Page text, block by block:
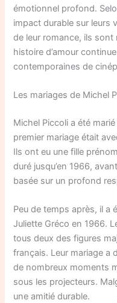
émotionnel profond.
impact durable sur leurs
de leur romance, ils
histoire d’amour
contemporaines de
Les mariages de Michel
Michel Piccoli a été
premier mariage était
Ils ont eu une fille
duré jusqu’en 1966,
basée sur un profond
Peu de temps après, il a
Juliette Gréco en 1966.
tous deux des figures
français. Leur mariage a
de nombreux moments
sous les projecteurs.
une amitié durable.